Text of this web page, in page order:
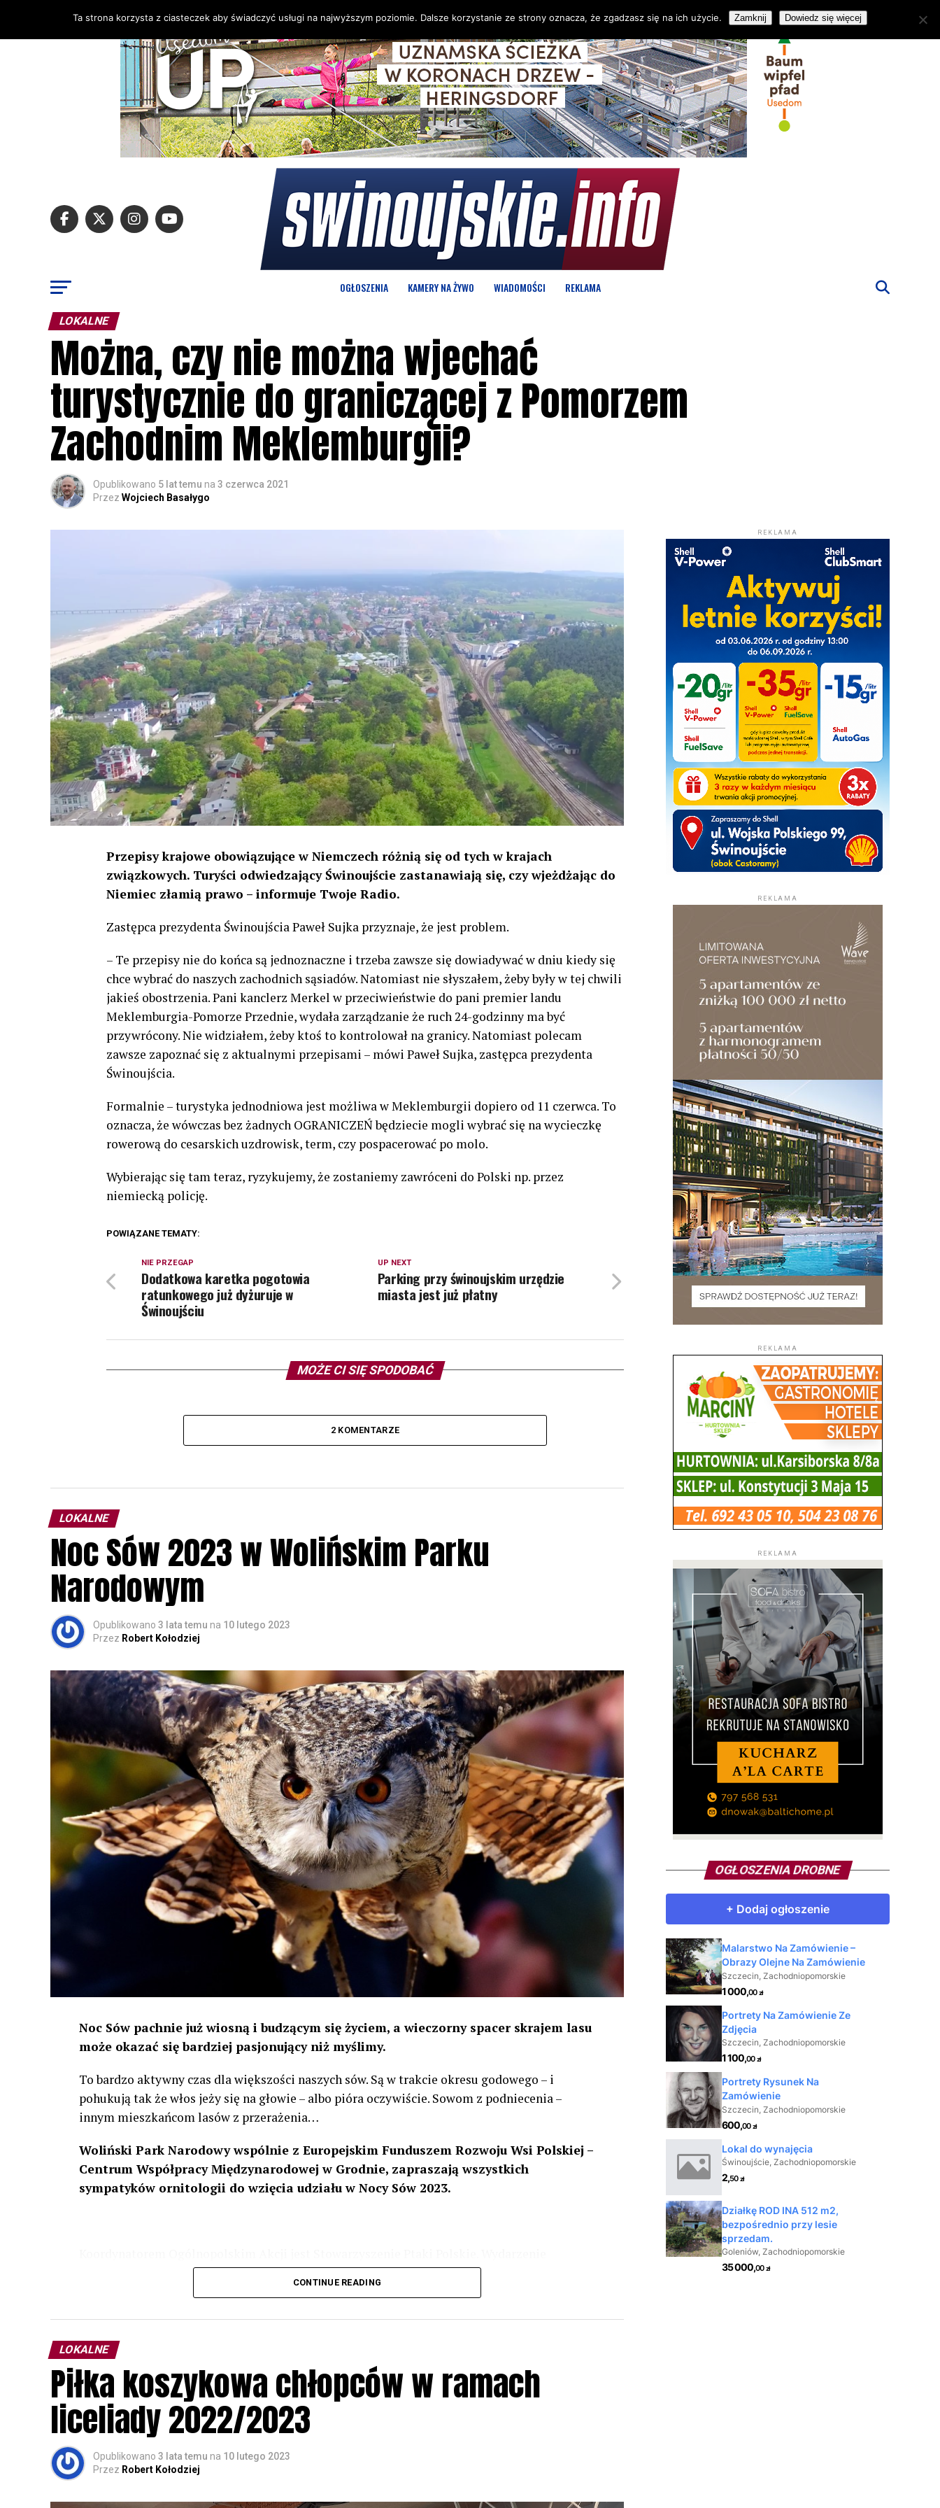
OGŁOSZENIA KAMERY NA ŻYWO WIADOMOŚCI REKLAMA
LOKALNE
Można, czy nie można wjechać
turystycznie do graniczącej z Pomorzem
Zachodnim Meklemburgii?
Opublikowano 5 lat temu na 3 czerwca 2021
Przez Wojciech Basałygo
Przepisy krajowe obowiązujące w Niemczech różnią się od tych w krajach
związkowych. Turyści odwiedzający Świnoujście zastanawiają się, czy wjeżdżając do
Niemiec złamią prawo – informuje Twoje Radio.
Zastępca prezydenta Świnoujścia Paweł Sujka przyznaje, że jest problem.
– Te przepisy nie do końca są jednoznaczne i trzeba zawsze się dowiadywać w dniu kiedy się
chce wybrać do naszych zachodnich sąsiadów. Natomiast nie słyszałem, żeby były w tej chwili
jakieś obostrzenia. Pani kanclerz Merkel w przeciwieństwie do pani premier landu
Meklemburgia-Pomorze Przednie, wydała zarządzanie że ruch 24-godzinny ma być
przywrócony. Nie widziałem, żeby ktoś to kontrolował na granicy. Natomiast polecam
zawsze zapoznać się z aktualnymi przepisami – mówi Paweł Sujka, zastępca prezydenta
Świnoujścia.
Formalnie – turystyka jednodniowa jest możliwa w Meklemburgii dopiero od 11 czerwca. To
oznacza, że wówczas bez żadnych OGRANICZEŃ będziecie mogli wybrać się na wycieczkę
rowerową do cesarskich uzdrowisk, term, czy pospacerować po molo.
Wybierając się tam teraz, ryzykujemy, że zostaniemy zawróceni do Polski np. przez
niemiecką policję.
POWIĄZANE TEMATY:
UP NEXT
Parking przy świnoujskim urzędzie
miasta jest już płatny
NIE PRZEGAP
Dodatkowa karetka pogotowia
ratunkowego już dyżuruje w
Świnoujściu
MOŻE CI SIĘ SPODOBAĆ
2 KOMENTARZE
LOKALNE
Noc Sów 2023 w Wolińskim Parku
Narodowym
Opublikowano 3 lata temu na 10 lutego 2023
Przez Robert Kołodziej
Noc Sów pachnie już wiosną i budzącym się życiem, a wieczorny spacer skrajem lasu
może okazać się bardziej pasjonujący niż myślimy.
To bardzo aktywny czas dla większości naszych sów. Są w trakcie okresu godowego – i
pohukują tak że włos jeży się na głowie – albo pióra oczywiście. Sowom z podniecenia –
innym mieszkańcom lasów z przerażenia…
Woliński Park Narodowy wspólnie z Europejskim Funduszem Rozwoju Wsi Polskiej –
Centrum Współpracy Międzynarodowej w Grodnie, zapraszają wszystkich
sympatyków ornitologii do wzięcia udziału w Nocy Sów 2023.
odbędzie się w dniach24 i 25 lutego 2023 r. wg harmonogramu przedstawionego na
Wszystkich uczestników zapraszamy do udziału w Akcji, włączenia się w aktywne
rozpoznawanie głosów sów i wymianę doświadczeń przy grillu.Na wydarzenie obowiązują
zapisy.
CONTINUE READING
LOKALNE
Piłka koszykowa chłopców w ramach
liceliady 2022/2023
Opublikowano 3 lata temu na 10 lutego 2023
Przez Robert Kołodziej
REKLAMA
REKLAMA
REKLAMA
REKLAMA
OGŁOSZENIA DROBNE
Ta strona korzysta z ciasteczek aby świadczyć usługi na najwyższym poziomie. Dalsze korzystanie ze strony oznacza, że zgadzasz się na ich użycie. Zamknij Dowiedz się więcej